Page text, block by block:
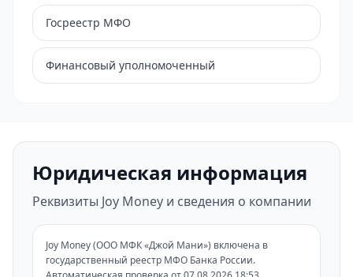
Госреестр МФО
Финансовый уполномоченный
Юридическая информация
Реквизиты Joy Money и сведения о компании
Joy Money (ООО МФК «Джой Мани») включена в
государственный реестр МФО Банка России.